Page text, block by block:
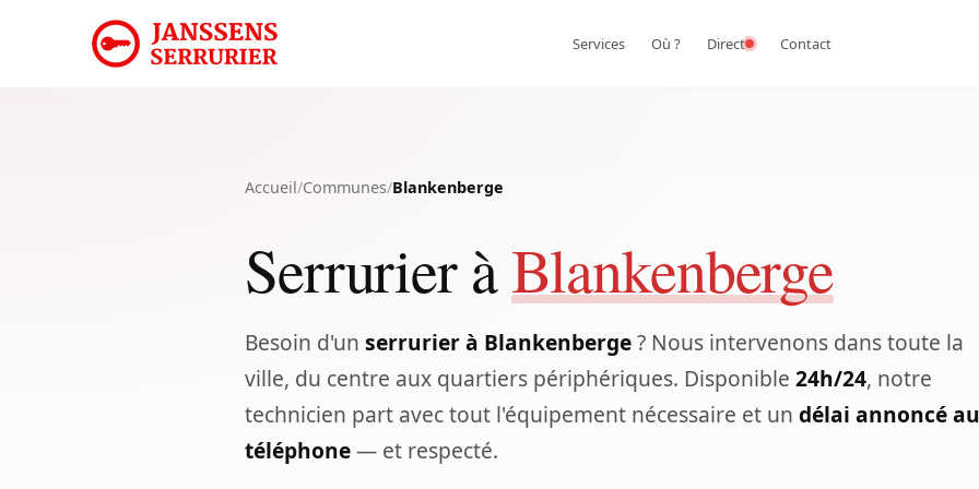
Services Où ? Direct Contact
Accueil/Communes/Blankenberge
Serrurier àBlankenberge
Besoin d'un serrurier à Blankenberge? Nous intervenons dans toute la
ville, du centre aux quartiers périphériques. Disponible 24h/24, notre
technicien part avec tout l'équipement nécessaire et un délai annoncé au
téléphone— et respecté.